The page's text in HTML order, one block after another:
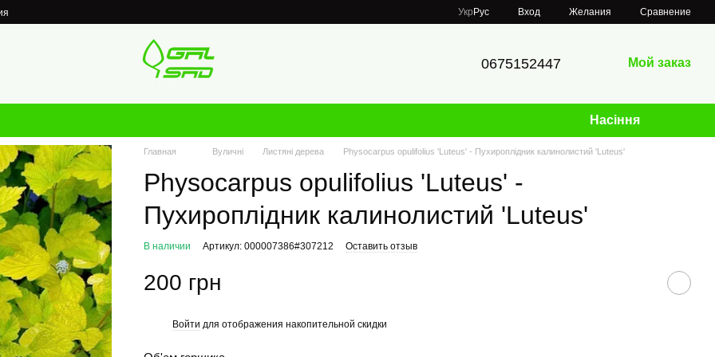
Укр Рус Вход Желания Сравнение
0675152447 Мой заказ
Насіння
Главная Вуличні Листяні дерева Physocarpus opulifolius 'Luteus' - Пухироплідник калинолистий 'Luteus'
Physocarpus opulifolius 'Luteus' -
Пухироплідник калинолистий 'Luteus'
В наличии Артикул: 000007386#307212 Оставить отзыв
200 грн
Войти для отображения накопительной скидки